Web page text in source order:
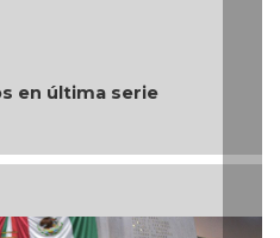
serie